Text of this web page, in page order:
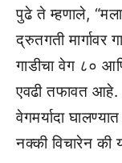
पुढे ते म्हणाले,
द्रुतगती मार्गावर
गाडीचा वेग ८०
एवढी तफावत आहे.
वेगमर्यादा
नक्की विचारेन